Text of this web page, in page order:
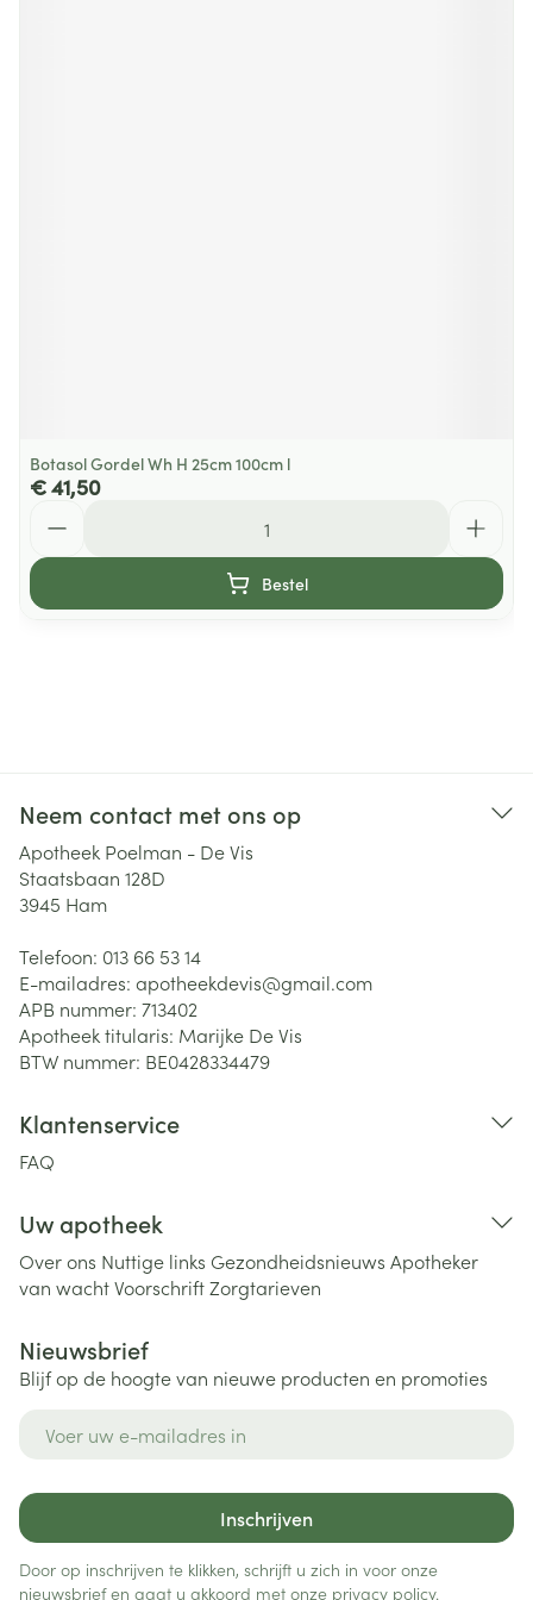
Botasol Gordel Wh H 25cm 100cm l
€ 41,50
Bestel
Neem contact met ons op
Apotheek Poelman - De Vis
Staatsbaan 128D
3945 Ham
Telefoon: 013 66 53 14
E-mailadres: apotheekdevis@gmail.com
APB nummer: 713402
Apotheek titularis: Marijke De Vis
BTW nummer: BE0428334479
Klantenservice
FAQ
Uw apotheek
Over ons Nuttige links Gezondheidsnieuws Apotheker
van wachtVoorschriftZorgtarieven
Nieuwsbrief
Blijf op de hoogte van nieuwe producten en promoties
Inschrijven
Door op inschrijven te klikken, schrijft u zich in voor onze
nieuwsbrief en gaat u akkoord met onze privacy policy.